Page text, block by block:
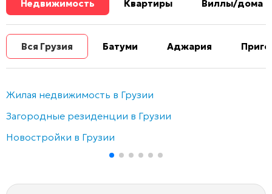
Недвижимость Квартиры Виллы/дома
Вся Грузия Батуми Аджария
Жилая недвижимость в Грузии
Загородные резиденции в Грузии
Новостройки в Грузии